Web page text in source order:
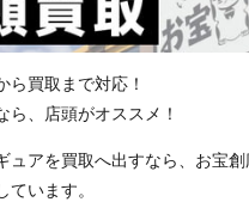
ら買取まで対応！
ら、店頭がオススメ！
ュアを買取へ出すなら、お宝創
ています。